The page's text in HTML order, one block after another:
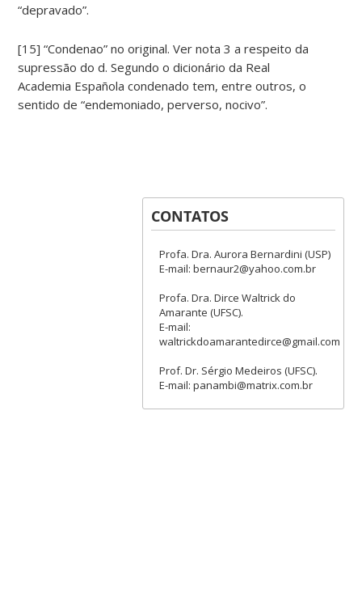
“depravado”.
[15] “Condenao” no original. Ver nota 3 a respeito da
supressão do d. Segundo o dicionário da Real
Academia Española condenado tem, entre outros, o
sentido de “endemoniado, perverso, nocivo”.
CONTATOS
Profa. Dra. Aurora Bernardini (USP)
E-mail: bernaur2@yahoo.com.br
Profa. Dra. Dirce Waltrick do
Amarante (UFSC).
E-mail:
waltrickdoamarantedirce@gmail.com
Prof. Dr. Sérgio Medeiros (UFSC).
E-mail: panambi@matrix.com.br